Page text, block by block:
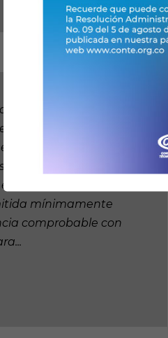
multidisciplinario
Somos el aliado
seguridad, circuitos
cableado estructurado
con
mínimamente
comprobable con